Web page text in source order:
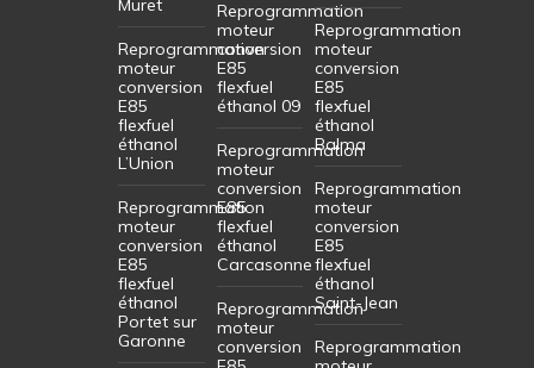
Muret
Reprogrammation
moteur
conversion
E85
flexfuel
éthanol
L’Union
Reprogrammation
moteur
conversion
E85
flexfuel
éthanol
Portet sur
Garonne
Reprogrammation
moteur
conversion
E85
flexfuel
éthanol 09
Reprogrammation
moteur
conversion
E85
flexfuel
éthanol
Carcasonne
Reprogrammation
moteur
conversion
Reprogrammation
moteur
conversion
E85
flexfuel
éthanol
Balma
Reprogrammation
moteur
conversion
E85
flexfuel
éthanol
Saint-Jean
Reprogrammation